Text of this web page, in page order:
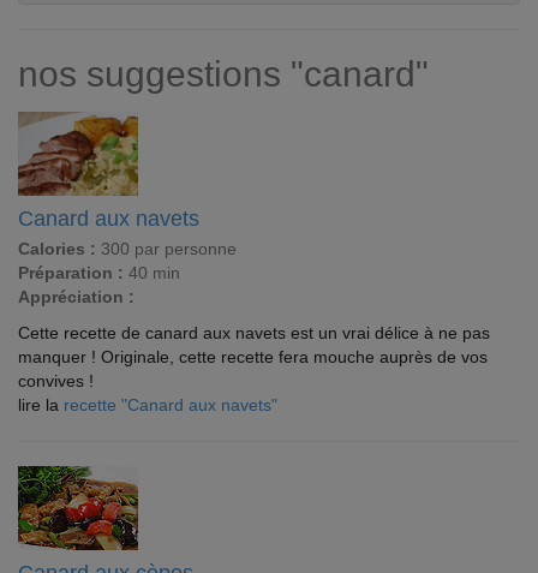
nos suggestions "canard"
Canard aux navets
Calories : 300 par personne
Préparation : 40 min
Appréciation :
Cette recette de canard aux navets est un vrai délice à ne pas
manquer ! Originale, cette recette fera mouche auprès de vos
convives !
lire la recette "Canard aux navets"